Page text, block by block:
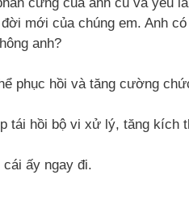
mới của chúng em. Anh
anh?
phục hồi và tăng cường
tái hồi bộ vi xử lý, tăng kích
ấy ngay đi.